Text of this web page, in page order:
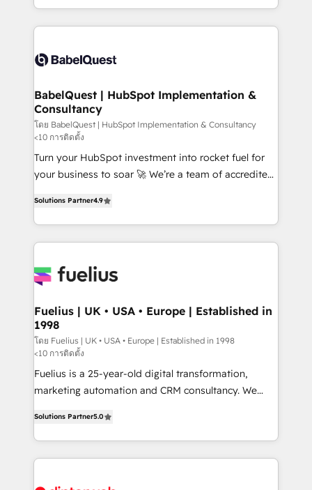
Platform Excellence 40+ full-time HubSpot
professionals. 100s of certifications and
implementation, reports, workflows, and team
training • CRM migration from Salesforce, Pipedrive,
custom API integrations • AI governance for
Boutique 'Elite' team of 12 • 150+ clients across Sales
Hub, Marketing Hub, Service Hub, Data Hub and
CMS • ISO/IEC 27001:2022, ISO 9001:2015, and ISO
42001:2023 certified - the AI management standard •
GuardHub: our AI governance framework, built on
ISO 42001 Ready for the next step? Click the 👈
BabelQuest | HubSpot Implementation &
Consultancy
โดย BabelQuest | HubSpot Implementation & Consultancy
<10 การติดตั้ง
Turn your HubSpot investment into rocket fuel for
your business to soar 🚀 We’re a team of accredited
implement the platform into complex business
environments, optimise what you've got and make
sure you can actually use it, build your website in
for you and execute it on HubSpot. We are on the
framework, meaning we've been accredited by
HubSpot and vetted by the CCS, which means we
can support public sector companies as well the
other ones listed in our profile. Our services: -
HubSpot implementation - HubSpot CMS website
build We can do lots of things. But everything we do
relationships with customers - Make better
decisions with data - Find a new voice and reach
Solutions Partner4.9
Fuelius | UK • USA • Europe | Established in
1998
โดย Fuelius | UK • USA • Europe | Established in 1998
<10 การติดตั้ง
Fuelius is a 25-year-old digital transformation,
marketing automation and CRM consultancy. We
maximise their return from digital and fuel their
growth. We modernise platforms, streamline
operations that are causing inefficiencies, improve
Solutions Partner5.0